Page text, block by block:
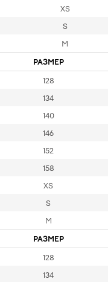
XS
S
M
РАЗМЕР
128
134
140
146
152
158
XS
S
M
РАЗМЕР
128
134